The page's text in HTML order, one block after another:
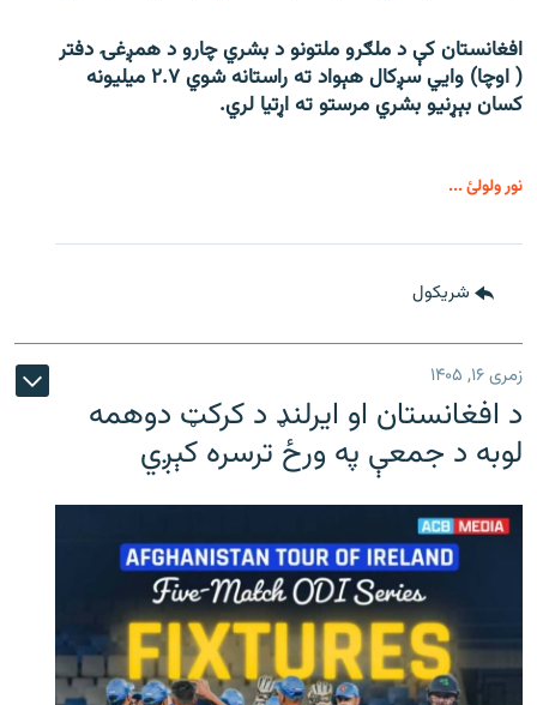
افغانستان کې د ملګرو ملتونو د بشري چارو د همږغۍ دفتر
( اوچا) وايي سږکال هېواد ته راستانه شوي ۲.۷ میلیونه
کسان بېړنیو بشري مرستو ته اړتیا لري.
نور ولولئ ...
شريکول
زمری ۱۶, ۱۴۰۵
د افغانستان او ایرلنډ د کرکټ دوهمه
لوبه د جمعې په ورځ ترسره کېږي